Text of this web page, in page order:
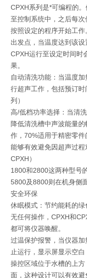
CPXH系列是*可编程的
至控制系统中，之后每
按照设定的程序开始工
出发点，当温度达到该
CPXH运行至设定时间时
果。
自动清洗功能：当温度
行超声工作，包括预订
列）
高/低档功率选择：当清
降低清洗槽中声波能量
作，70%适用于精密零
能够有效避免因超声过
CPXH）
1800和2800这两种型号
5800及8800则在机身侧
安全环保
休眠模式：节约能耗的
无任何操作，CPXH和
都可将仪器唤醒。
过温保护报警，当仪器
止运行，显示屏显示空
操控区域位于水槽的上
面，这种设计可以有效